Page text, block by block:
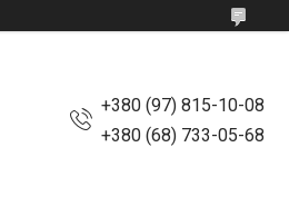
+380 (97) 815-10-08
+380 (68) 733-05-68